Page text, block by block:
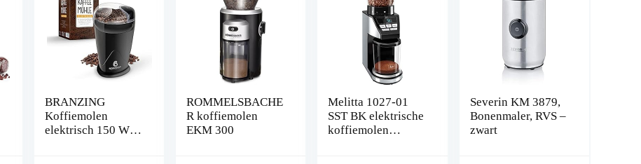
BRANZING
Koffiemolen
elektrisch 150 W −
ROMMELSBACHE
R koffiemolen
EKM 300
Melitta 1027-01
SST BK elektrische
koffiemolen
Severin KM 3879,
Bonenmaler, RVS –
zwart